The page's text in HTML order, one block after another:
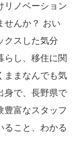
リノベーション
せんか？ おい
クスした気分
らし、移住に関
ままなんでも気
身で、長野県で
豊富なスタッフ
ること、わかる